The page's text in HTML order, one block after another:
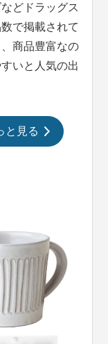
どドラッグス
で掲載されて
商品豊富なの
いと人気の出
と見る